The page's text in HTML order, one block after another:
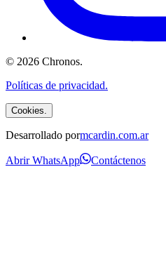
© 2026 Chronos.
Políticas de privacidad.
Cookies.
Desarrollado pormcardin.com.ar
Abrir WhatsApp Contáctenos